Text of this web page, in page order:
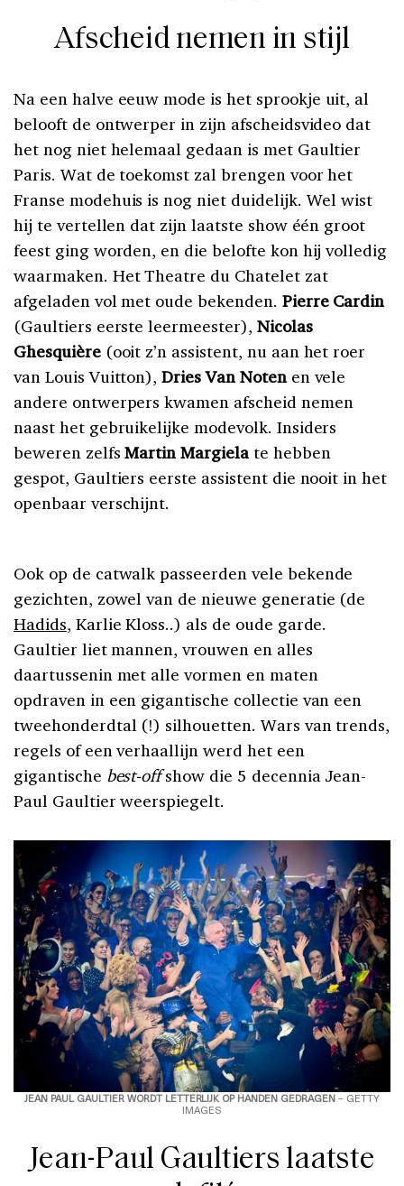
Afscheid nemen in stijl
Na een halve eeuw mode is het sprookje uit, al
belooft de ontwerper in zijn afscheidsvideo dat
het nog niet helemaal gedaan is met Gaultier
Paris. Wat de toekomst zal brengen voor het
Franse modehuis is nog niet duidelijk. Wel wist
hij te vertellen dat zijn laatste show één groot
feest ging worden, en die belofte kon hij volledig
waarmaken. Het Theatre du Chatelet zat
afgeladen vol met oude bekenden. Pierre Cardin
(Gaultiers eerste leermeester), Nicolas
Ghesquière(ooit z’n assistent, nu aan het roer
van Louis Vuitton),Dries Van Notenen vele
andere ontwerpers kwamen afscheid nemen
naast het gebruikelijke modevolk. Insiders
beweren zelfsMartin Margielate hebben
gespot, Gaultiers eerste assistent die nooit in het
openbaar verschijnt.
Ook op de catwalk passeerden vele bekende
gezichten, zowel van de nieuwe generatie (de
Hadids, Karlie Kloss..) als de oude garde.
Gaultier liet mannen, vrouwen en alles
daartussenin met alle vormen en maten
opdraven in een gigantische collectie van een
tweehonderdtal (!) silhouetten. Wars van trends,
regels of een verhaallijn werd het een
gigantische best-offshow die 5 decennia Jean-
Paul Gaultier weerspiegelt.
JEAN PAUL GAULTIER WORDT LETTERLIJK OP HANDEN GEDRAGEN– GETTY
IMAGES
Jean-Paul Gaultiers laatste